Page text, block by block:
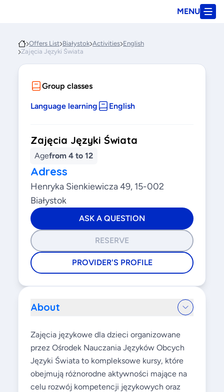
MENU
Offers List Białystok Activities English
Zajęcia Języki Świata
Group classes
Language learning English
Zajęcia Języki Świata
Agefrom 4 to 12
Adress
Henryka Sienkiewicza 49, 15-002
Białystok
ASK A QUESTION
RESERVE
PROVIDER'S PROFILE
About
Zajęcia językowe dla dzieci organizowane
przez Ośrodek Nauczania Języków Obcych
Języki Świata to kompleksowe kursy, które
obejmują różnorodne aktywności mające na
celu rozwój kompetencji językowych oraz